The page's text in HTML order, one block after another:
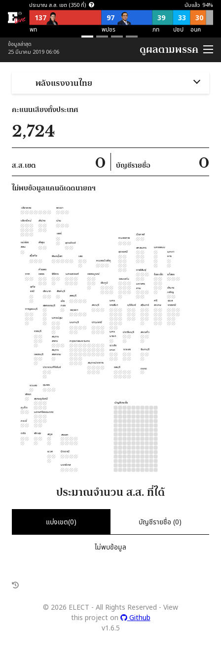
ประมาณ ส.ส. เขต (350 ที่)
137 97 39 33 30
พท พปชร ภท ปชป อนค
ประมาณ ส.ส. บัญชีรายชื่อ (150 ที่)
57 38
ประมาณ ส.ส. พึงมี (500 ที่)
253
นับแล้ว 94%
ข้อมูลล่าสุด
25 มีนาคม 2019 06:06
ดูผลตามพรรค
พลังแรงงานไทย
คะแนนเสียงทั้งประเทศ
2,724
ส.ส.เขต 0 บัญชีรายชื่อ 0
ไม่พบข้อมูลแคนดิเดตนายกฯ
กรุงเทพมหานคร
ฉะเชิง
เทรา
ชลบุรี
ระยอง จันทบุรี
สระแก้ว
ปราจีนบุรี
ตราด
สมุทร
สาคร
สมุทร
สงคราม
ราชบุรี
กาญจนบุรี
เพชรบุรี
ประจวบคีรีขันธ์
ชุมพร
สุราษฎร์ธานี
นครศรีธรรมราช
พัทลุง สงขลา
ปัตตานี
ยะลา
สตูล
ตรัง
กระบี่
พังงา
ภูเก็ต
ระนอง
นราธิวาส
นครปฐม
สุพรรณบุรี
อยุธยา
อ่าง
ทอง
สิงห์บุรี
นครสวรรค์
พิจิตร เพชรบูรณ์
กำแพง
เพชร
ตาก
สุโขทัย
ลำปาง
พะเยา
ลำพูน
พิษณุโลก
อุตรดิตถ์
แพร่
น่าน
เลย
หนองบัวลำภู
อุดรธานี
สกลนคร นครพนม
กาฬสินธุ์
มุกดา
หาร
หนองคาย
บึงกาฬ
แม่ฮ่อง
สอน
เชียงใหม่
เชียงราย
ชัยนาท
อุทัย
ธานี
สระบุรี
นคร
นายก
นคร
ราชสีมา
บุรีรัมย์ สุรินทร์
ศรี
สะเกษ
อุบล
ราชธานี
อำนาจ
เจริญ
ยโสธร
ร้อยเอ็ด
มหาสาร
คาม
ขอนแก่น
ชัยภูมิ
ลพบุรี
นนทบุรี ปทุมธานี
สมุทรปราการ
บัญชีรายชื่อ
ประมาณจำนวน ส.ส. ที่ได้
แบ่งเขต(0) บัญชีรายชื่อ (0)
ไม่พบข้อมูล
© 2026 ELECT - All Rights Reserved - View
this project on
Github
v1.6.5